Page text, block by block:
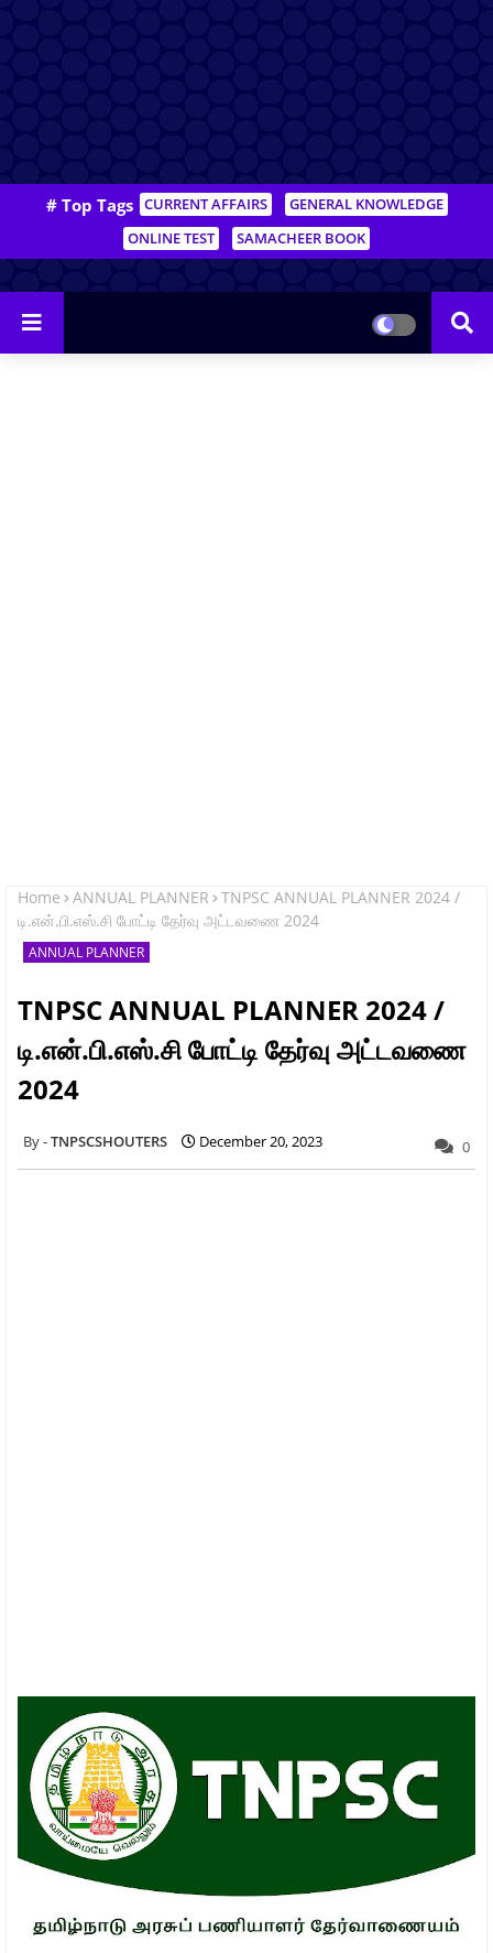
# Top Tags CURRENT AFFAIRS
GENERAL KNOWLEDGE
ONLINE TEST
SAMACHEER BOOK
Home ANNUAL PLANNER
TNPSC ANNUAL PLANNER 2024 /
டி.என்.பி.எஸ்.சி போட்டி தேர்வு அட்டவணை 2024
ANNUAL PLANNER
TNPSC ANNUAL PLANNER 2024 /
டி.என்.பி.எஸ்.சி போட்டி தேர்வு அட்டவணை
2024
TNPSCSHOUTERS December 20, 2023 0